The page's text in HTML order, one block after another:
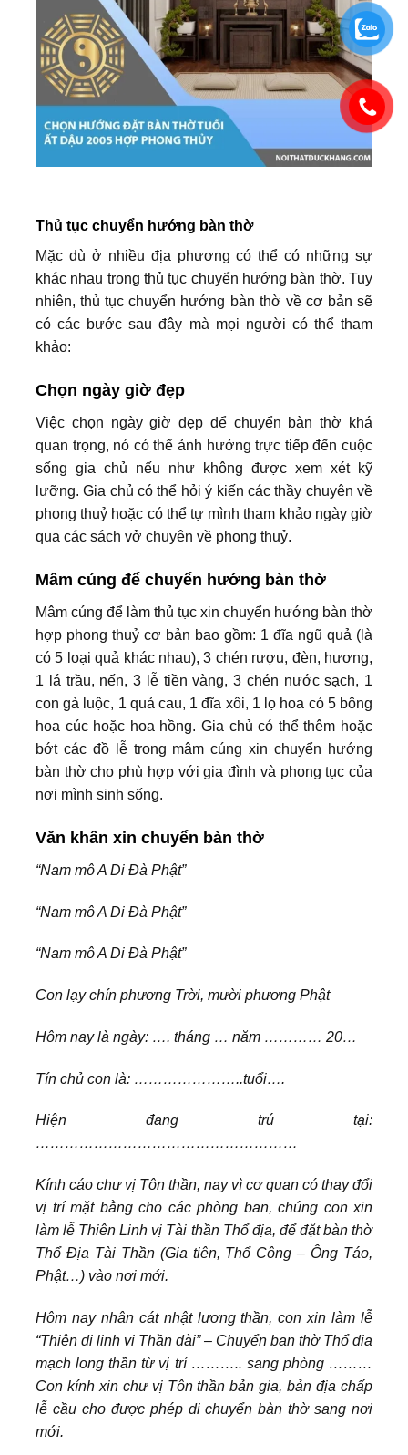
Thủ tục chuyển hướng bàn thờ
Mặc dù ở nhiều địa phương có thể có những sự
khác nhau trong thủ tục chuyển hướng bàn thờ. Tuy
nhiên, thủ tục chuyển hướng bàn thờ về cơ bản sẽ
có các bước sau đây mà mọi người có thể tham
khảo:
Chọn ngày giờ đẹp
Việc chọn ngày giờ đẹp để chuyển bàn thờ khá
quan trọng, nó có thể ảnh hưởng trực tiếp đến cuộc
sống gia chủ nếu như không được xem xét kỹ
lưỡng. Gia chủ có thể hỏi ý kiến các thầy chuyên về
phong thuỷ hoặc có thể tự mình tham khảo ngày giờ
qua các sách vở chuyên về phong thuỷ.
Mâm cúng để chuyển hướng bàn thờ
Mâm cúng để làm thủ tục xin chuyển hướng bàn thờ
hợp phong thuỷ cơ bản bao gồm: 1 đĩa ngũ quả (là
có 5 loại quả khác nhau), 3 chén rượu, đèn, hương,
1 lá trầu, nến, 3 lễ tiền vàng, 3 chén nước sạch, 1
con gà luộc, 1 quả cau, 1 đĩa xôi, 1 lọ hoa có 5 bông
hoa cúc hoặc hoa hồng. Gia chủ có thể thêm hoặc
bớt các đồ lễ trong mâm cúng xin chuyển hướng
bàn thờ cho phù hợp với gia đình và phong tục của
nơi mình sinh sống.
Văn khấn xin chuyển bàn thờ
“Nam mô A Di Đà Phật”
“Nam mô A Di Đà Phật”
“Nam mô A Di Đà Phật”
Con lạy chín phương Trời, mười phương Phật
Hôm nay là ngày: …. tháng … năm ………… 20…
Tín chủ con là: …………………..tuổi….
Hiện đang trú tại:
………………………………………………
Kính cáo chư vị Tôn thần, nay vì cơ quan có thay đổi
vị trí mặt bằng cho các phòng ban, chúng con xin
làm lễ Thiên Linh vị Tài thần Thổ địa, để đặt bàn thờ
Thổ Địa Tài Thần (Gia tiên, Thổ Công – Ông Táo,
Phật…) vào nơi mới.
Hôm nay nhân cát nhật lương thần, con xin làm lễ
“Thiên di linh vị Thần đài” – Chuyển ban thờ Thổ địa
mạch long thần từ vị trí ……….. sang phòng ………
Con kính xin chư vị Tôn thần bản gia, bản địa chấp
lễ cầu cho được phép di chuyển bàn thờ sang nơi
mới.